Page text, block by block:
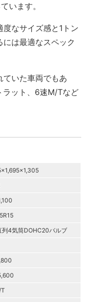
います。
なサイズ感と1トン
は最適なスペック
ていた車両でもあ
ラット、6速M/Tなど
列4気筒DOHC20バルブ